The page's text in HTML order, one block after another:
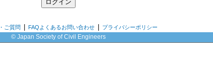
ご質問 FAQよくあるお問い合わせ プライバシーポリシー
© Japan Society of Civil Engineers